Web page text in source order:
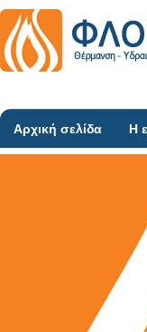
Αρχική σελίδα Η